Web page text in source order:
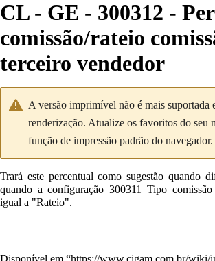
CL - GE - 300312 -
comissão/rateio
terceiro vendedor
A versão imprimível não é mais suportada
renderização. Atualize os favoritos do seu
função de impressão padrão do navegador.
Trará este percentual como sugestão quando
quando a configuração 300311 Tipo
igual a "Rateio".
Disponível em “https://www.cigam.com.br/wiki/